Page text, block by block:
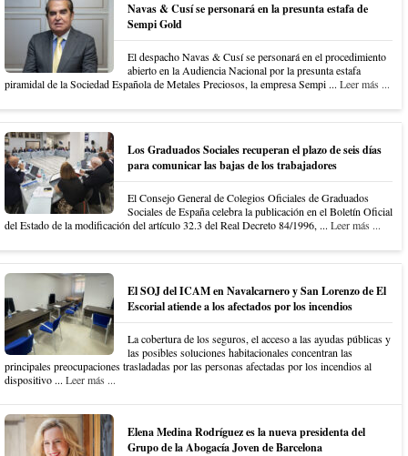
Navas & Cusí se personará en la presunta estafa de
Sempi Gold
El despacho Navas & Cusí se personará en el procedimiento
abierto en la Audiencia Nacional por la presunta estafa
piramidal de la Sociedad Española de Metales Preciosos, la empresa Sempi ... Leer más ...
Los Graduados Sociales recuperan el plazo de seis días
para comunicar las bajas de los trabajadores
El Consejo General de Colegios Oficiales de Graduados
Sociales de España celebra la publicación en el Boletín Oficial
del Estado de la modificación del artículo 32.3 del Real Decreto 84/1996, ... Leer más ...
El SOJ del ICAM en Navalcarnero y San Lorenzo de El
Escorial atiende a los afectados por los incendios
La cobertura de los seguros, el acceso a las ayudas públicas y
las posibles soluciones habitacionales concentran las
principales preocupaciones trasladadas por las personas afectadas por los incendios al
dispositivo ... Leer más ...
Elena Medina Rodríguez es la nueva presidenta del
Grupo de la Abogacía Joven de Barcelona